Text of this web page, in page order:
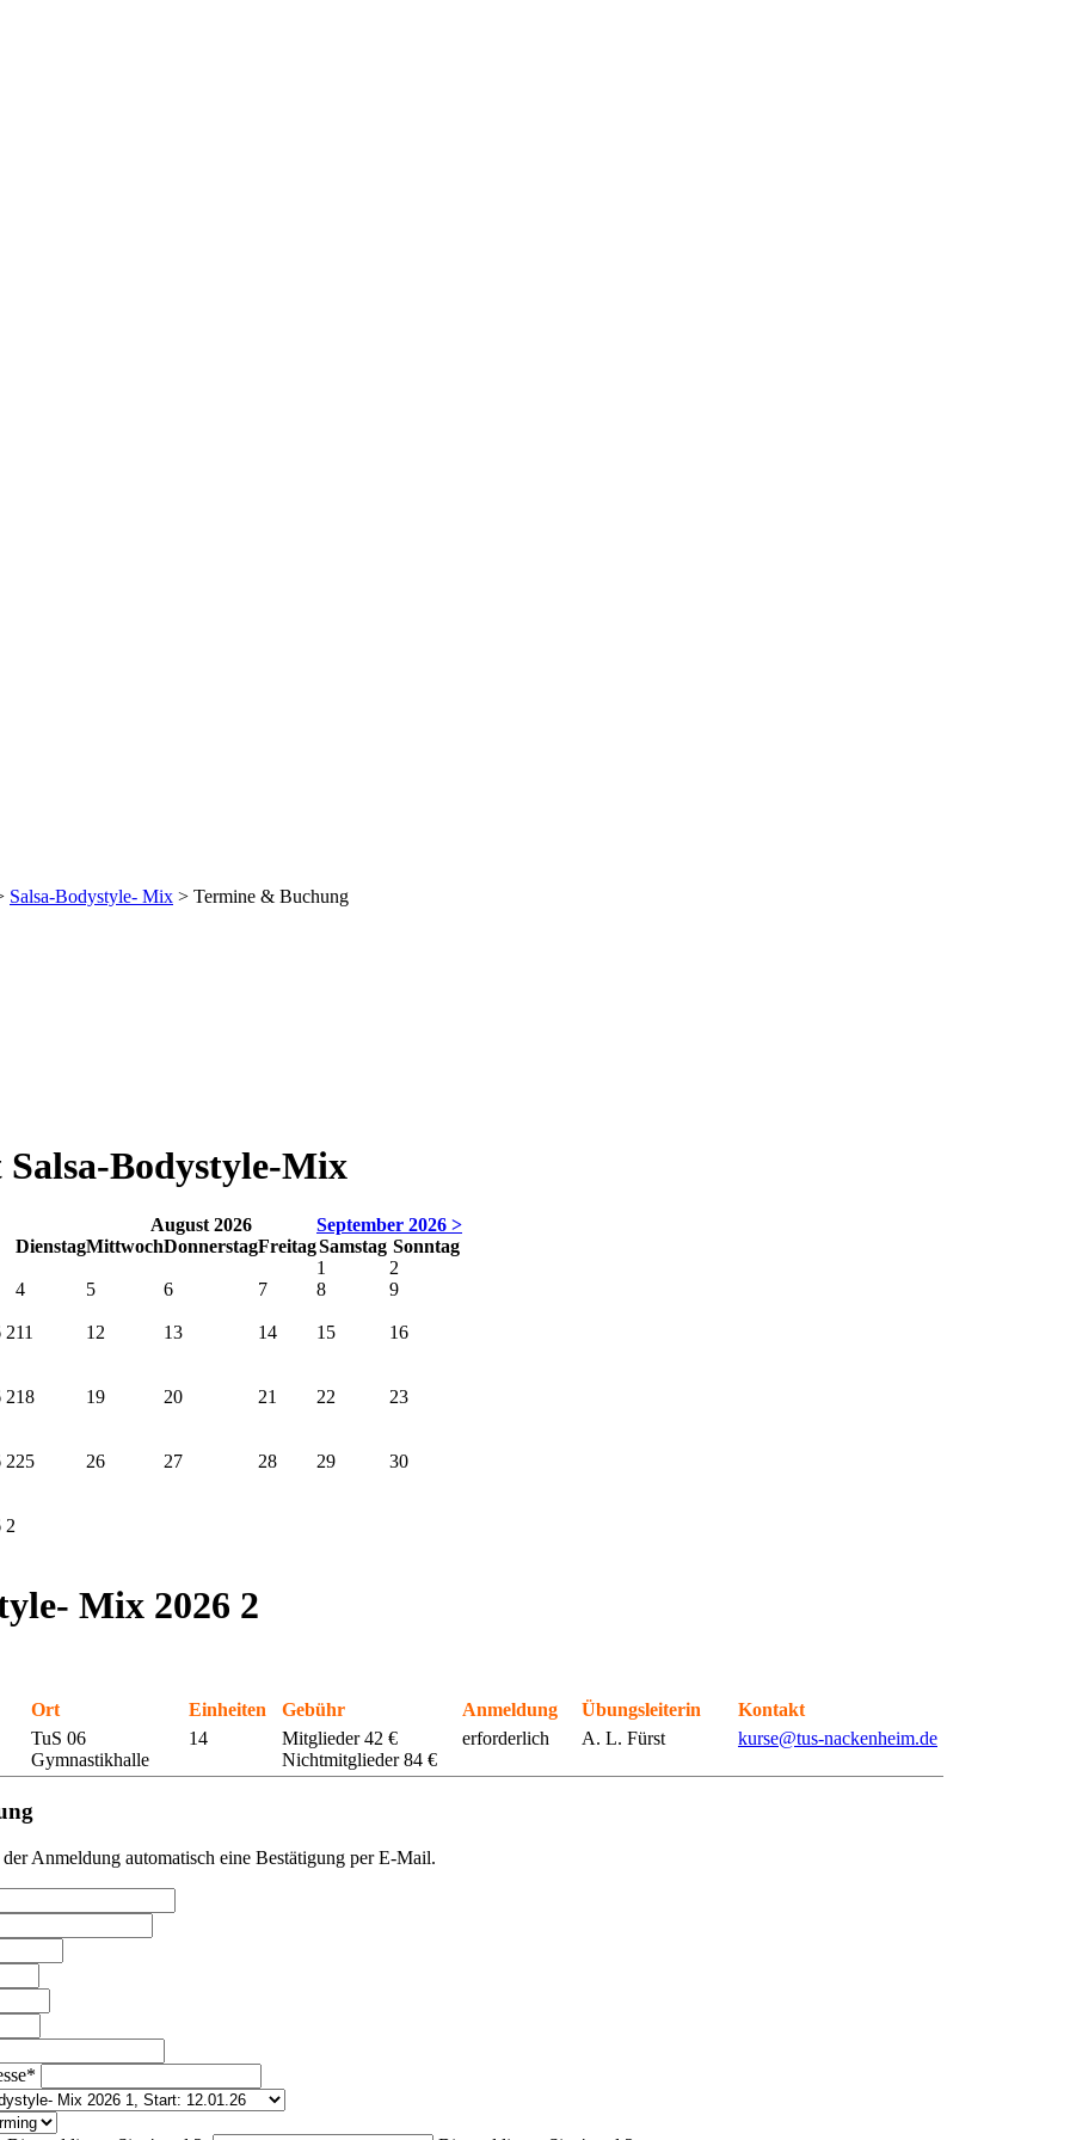
Salsa-Bodystyle- Mix > Termine & Buchung
Bodystyle-Mix
August 2026
September 2026 >
DienstagMittwochDonnerstagFreitagSamstag Sonntag
1
2
4 5 6 7 8
9
211 12 13 14 15 16
218 19 20 21 22 23
225 26 27 28 29 30
2
Mix 2026 2
Ort Einheiten Gebühr Anmeldung Übungsleiterin
Kontakt
TuS 06
Gymnastikhalle
14
Mitglieder 42 €
Nichtmitglieder 84 €
erforderlich A. L. Fürst kurse@tus-nackenheim.de
Anmeldung automatisch eine Bestätigung per E-Mail.
*